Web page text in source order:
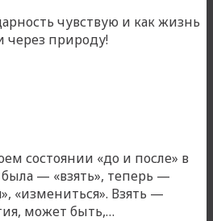
чувствую и как жизнь
через природу!
состоянии «до и после» в
— «взять», теперь —
«измениться». Взять —
может быть,…